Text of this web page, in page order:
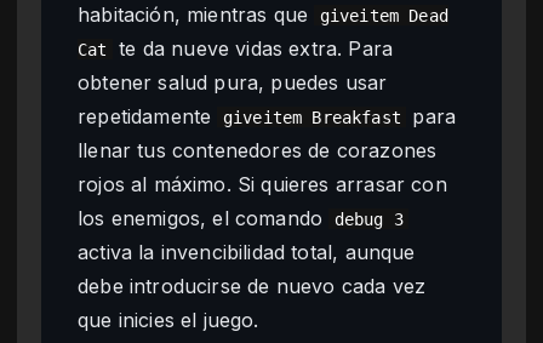
habitación, mientras que
giveitem Dead
Cat
te da nueve vidas extra. Para
obtener salud pura, puedes usar
repetidamente
giveitem Breakfast
para
llenar tus contenedores de corazones
rojos al máximo. Si quieres arrasar con
los enemigos, el comando
debug 3
activa la invencibilidad total, aunque
debe introducirse de nuevo cada vez
que inicies el juego.